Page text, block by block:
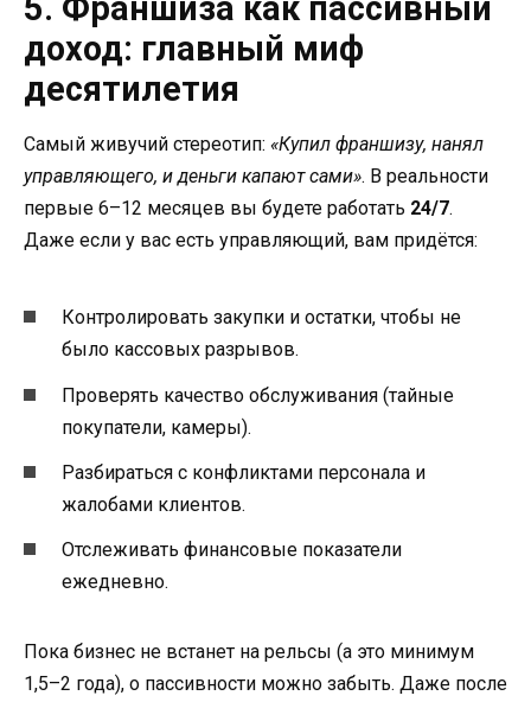
5. Франшиза как пассивный
доход: главный миф
десятилетия
Самый живучий стереотип: «Купил франшизу, нанял
управляющего, и деньги капают сами». В реальности
первые 6–12 месяцев вы будете работать 24/7.
Даже если у вас есть управляющий, вам придётся:
Контролировать закупки и остатки, чтобы не
было кассовых разрывов.
Проверять качество обслуживания (тайные
покупатели, камеры).
Разбираться с конфликтами персонала и
жалобами клиентов.
Отслеживать финансовые показатели
ежедневно.
Пока бизнес не встанет на рельсы (а это минимум
1,5–2 года), о пассивности можно забыть. Даже после